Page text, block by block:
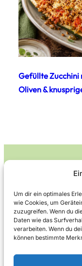
Um dir ein optimales
wie Cookies, um
zuzugreifen. Wenn du
Daten wie das
verarbeiten. Wenn du
können bestimmte
Gefüllte Zucchini
Oliven &